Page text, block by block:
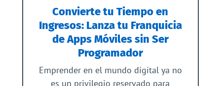
Convierte tu Tiempo en
Ingresos: Lanza tu Franquicia
de Apps Móviles sin Ser
Programador
Emprender en el mundo digital ya no
es un privilegio reservado para